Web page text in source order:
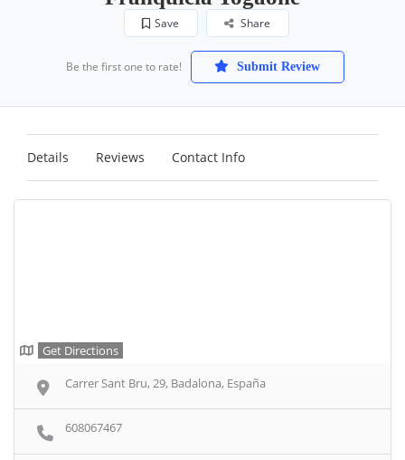
Save Share
Be the first one to rate! Submit Review
Details Reviews Contact Info
Get Directions
Carrer Sant Bru, 29, Badalona, España
608067467